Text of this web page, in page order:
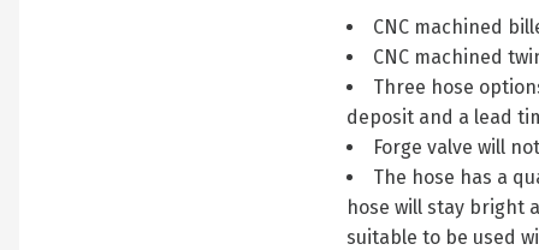
CNC machined
CNC machined
Three hose
deposit and a lead
Forge valve will
The hose has a
hose will stay bright
suitable to be used